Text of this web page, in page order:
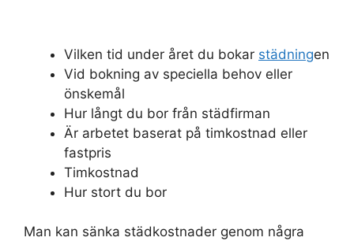
Vilken tid under året du bokar städningen
Vid bokning av speciella behov eller
önskemål
Hur långt du bor från städfirman
Är arbetet baserat på timkostnad eller
fastpris
Timkostnad
Hur stort du bor
Man kan sänka städkostnader genom några